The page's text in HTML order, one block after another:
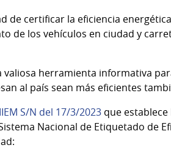
de certificar la eficiencia
de los vehículos en ciudad y
herramienta informativa
al país sean más eficientes
S/N del 17/3/2023 que
Nacional de Etiquetado de